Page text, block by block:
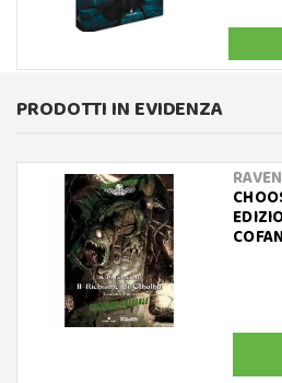
PRODOTTI IN EVIDENZA
RAVEN